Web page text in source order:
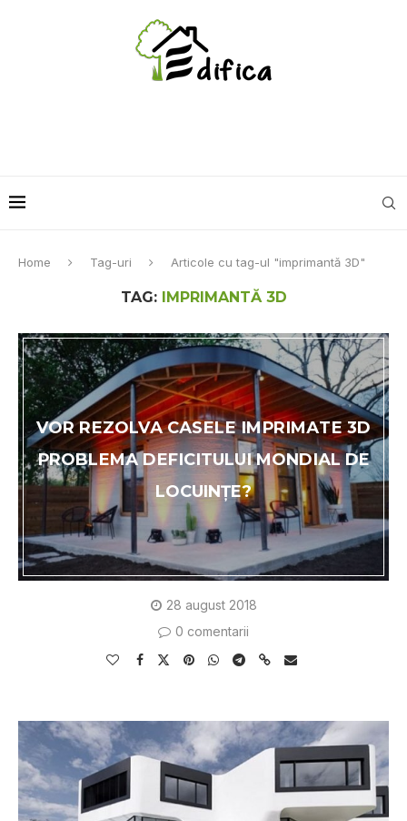
Home Tag-uri Articole cu tag-ul "imprimantă 3D"
TAG: IMPRIMANTĂ 3D
VОR RЕZОLVА САЅЕLЕ ІMРRІMАTЕ 3D
РRОBLЕMА DЕFІСІTULUІ MОNDІАL DE
LOCUINȚE?
28 august 2018
0 comentarii